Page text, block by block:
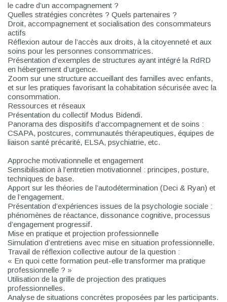
le cadre d’un accompagnement ?
Quelles stratégies concrètes ? Quels partenaires ?
Droit, accompagnement et socialisation des consommateurs
actifs
Réflexion autour de l’accès aux droits, à la citoyenneté et aux
soins pour les personnes consommatrices.
Présentation d’exemples de structures ayant intégré la RdRD
en hébergement d’urgence.
Zoom sur une structure accueillant des familles avec enfants,
et sur les pratiques favorisant la cohabitation sécurisée avec la
consommation.
Ressources et réseaux
Présentation du collectif Modus Bidendi.
Panorama des dispositifs d’accompagnement et de soins :
CSAPA, postcures, communautés thérapeutiques, équipes de
liaison santé précarité, ELSA, psychiatrie, etc.
Approche motivationnelle et engagement
Sensibilisation à l’entretien motivationnel : principes, posture,
techniques de base.
Apport sur les théories de l’autodétermination (Deci & Ryan) et
de l’engagement.
Présentation d’expériences issues de la psychologie sociale :
phénomènes de réactance, dissonance cognitive, processus
d’engagement progressif.
Mise en pratique et projection professionnelle
Simulation d’entretiens avec mise en situation professionnelle.
Travail de réflexion collective autour de la question :
« En quoi cette formation peut-elle transformer ma pratique
professionnelle ? »
Utilisation de la grille de projection des pratiques
professionnelles.
Analyse de situations concrètes proposées par les participants.